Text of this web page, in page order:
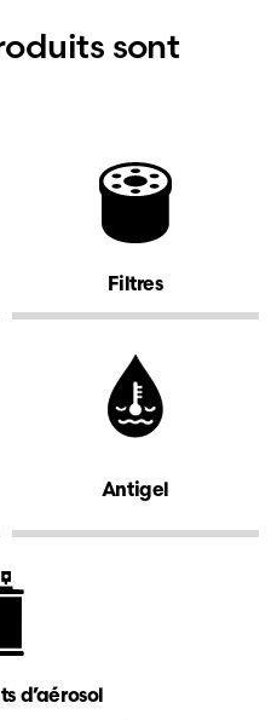
sont
Filtres
Antigel
d’aérosol